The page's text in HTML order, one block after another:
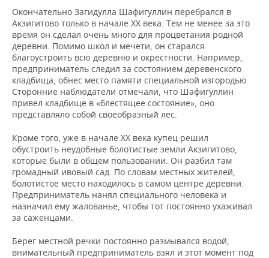
Окончательно Загидулла Шафигуллин перебрался в
Акзигитово только в начале ХХ века. Тем не менее за это
время он сделал очень много для процветания родной
деревни. Помимо школ и мечети, он старался
благоустроить всю деревню и окрестности. Например,
предприниматель следил за состоянием деревенского
кладбища, обнес место памяти специальной изгородью.
Сторонние наблюдатели отмечали, что Шафигуллин
привел кладбище в «блестящее состояние», оно
представляло собой своеобразный лес.
Кроме того, уже в начале ХХ века купец решил
обустроить неудобные болотистые земли Акзигитово,
которые были в общем пользовании. Он разбил там
громадный ивовый сад. По словам местных жителей,
болотистое место находилось в самом центре деревни.
Предприниматель нанял специального человека и
назначил ему жалованье, чтобы тот постоянно ухаживал
за саженцами.
Берег местной речки постоянно размывался водой,
внимательный предприниматель взял и этот момент под